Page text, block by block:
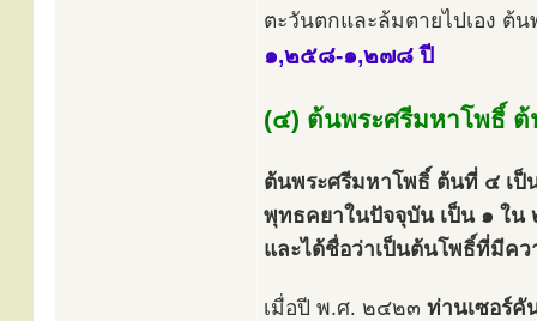
ตะวันตกและล้มตายไปเอง
๑,๒๕๘-๑,๒๗๘ ปี
(๔) ต้นพระศรีมหาโพธิ์
ต้นพระศรีมหาโพธิ์ ต้นที่ ๔ เป็
พุทธคยาในปัจจุบัน เป็น ๑ ใ
และได้ชื่อว่าเป็นต้นโพธิ์ที่มีค
เมื่อปี พ.ศ. ๒๔๒๓ ท่านเซอร์คั